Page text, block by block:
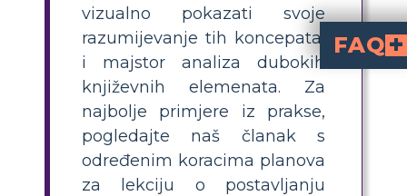
vizualno pokazati svoje
razumijevanje tih koncepata,
i majstor analiza dubokih
književnih elemenata. Za
najbolje primjere iz prakse,
pogledajte naš članak s
određenim koracima planova
za lekciju o postavljanju
FAQ